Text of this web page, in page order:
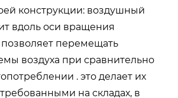
конструкции: воздушный
вдоль оси вращения
позволяет перемещать
воздуха при сравнительно
. это делает их
на складах, в